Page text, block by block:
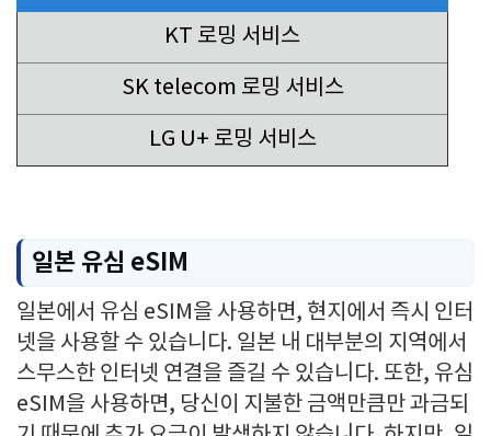
KT 로밍 서비스
SK telecom 로밍 서비스
LG U+ 로밍 서비스
일본 유심 eSIM
일본에서 유심 eSIM을 사용하면, 현지에서 즉시 인터
넷을 사용할 수 있습니다. 일본 내 대부분의 지역에서
스무스한 인터넷 연결을 즐길 수 있습니다. 또한, 유심
eSIM을 사용하면, 당신이 지불한 금액만큼만 과금되